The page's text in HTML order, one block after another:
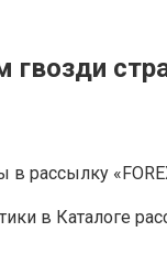
гвозди
рассылку
в Каталоге